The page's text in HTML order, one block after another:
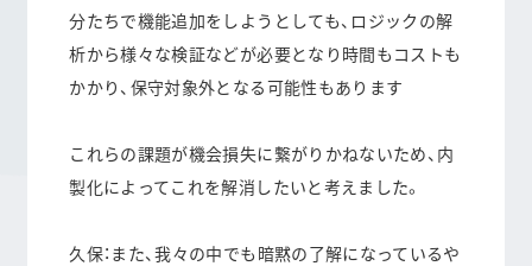
分たちで機能追加をしようとしても、ロジックの解
析から様々な検証などが必要となり時間もコストも
かかり、保守対象外となる可能性もあります
これらの課題が機会損失に繋がりかねないため、内
製化によってこれを解消したいと考えました。
久保：また、我々の中でも暗黙の了解になっているや